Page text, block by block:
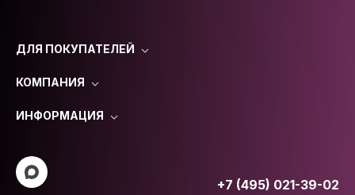
ДЛЯ ПОКУПАТЕЛЕЙ
КОМПАНИЯ
ИНФОРМАЦИЯ
+7 (495) 021-39-02